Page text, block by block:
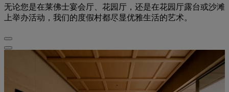
无论您是在莱佛士宴会厅、花园厅，还是在花园厅露台或沙滩
上举办活动，我们的度假村都尽显优雅生活的艺术。